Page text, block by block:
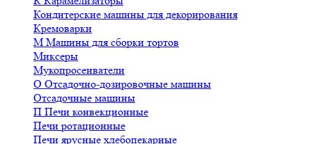
Кондитерские машины для декорирования
Кремоварки
М Машины для сборки тортов
Миксеры
Мукопросеиватели
О Отсадочно-дозировочные машины
Отсадочные машины
П Печи конвекционные
Печи ротационные
Печи ярусные хлебопекарные